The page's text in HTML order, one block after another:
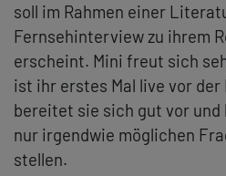
soll im Rahmen einer
Fernsehinterview zu ihrem
erscheint. Mini freut sich
ist ihr erstes Mal live vor der
bereitet sie sich gut vor
nur irgendwie möglichen
stellen.